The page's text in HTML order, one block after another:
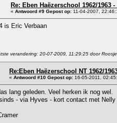
Re: Eben Haëzerschool 1962/1963
« Antwoord #9 Gepost op: 11-04-2007,
is Eric Verbaan
verandering: 20-07-2009, 11:29:25 door Roosje
Re:Eben Haëzerschool NT 1962/
« Antwoord #10 Gepost op: 16-05-2011,
lang geleden. Veel herken ik nog wel.
- via Hyves - kort contact met